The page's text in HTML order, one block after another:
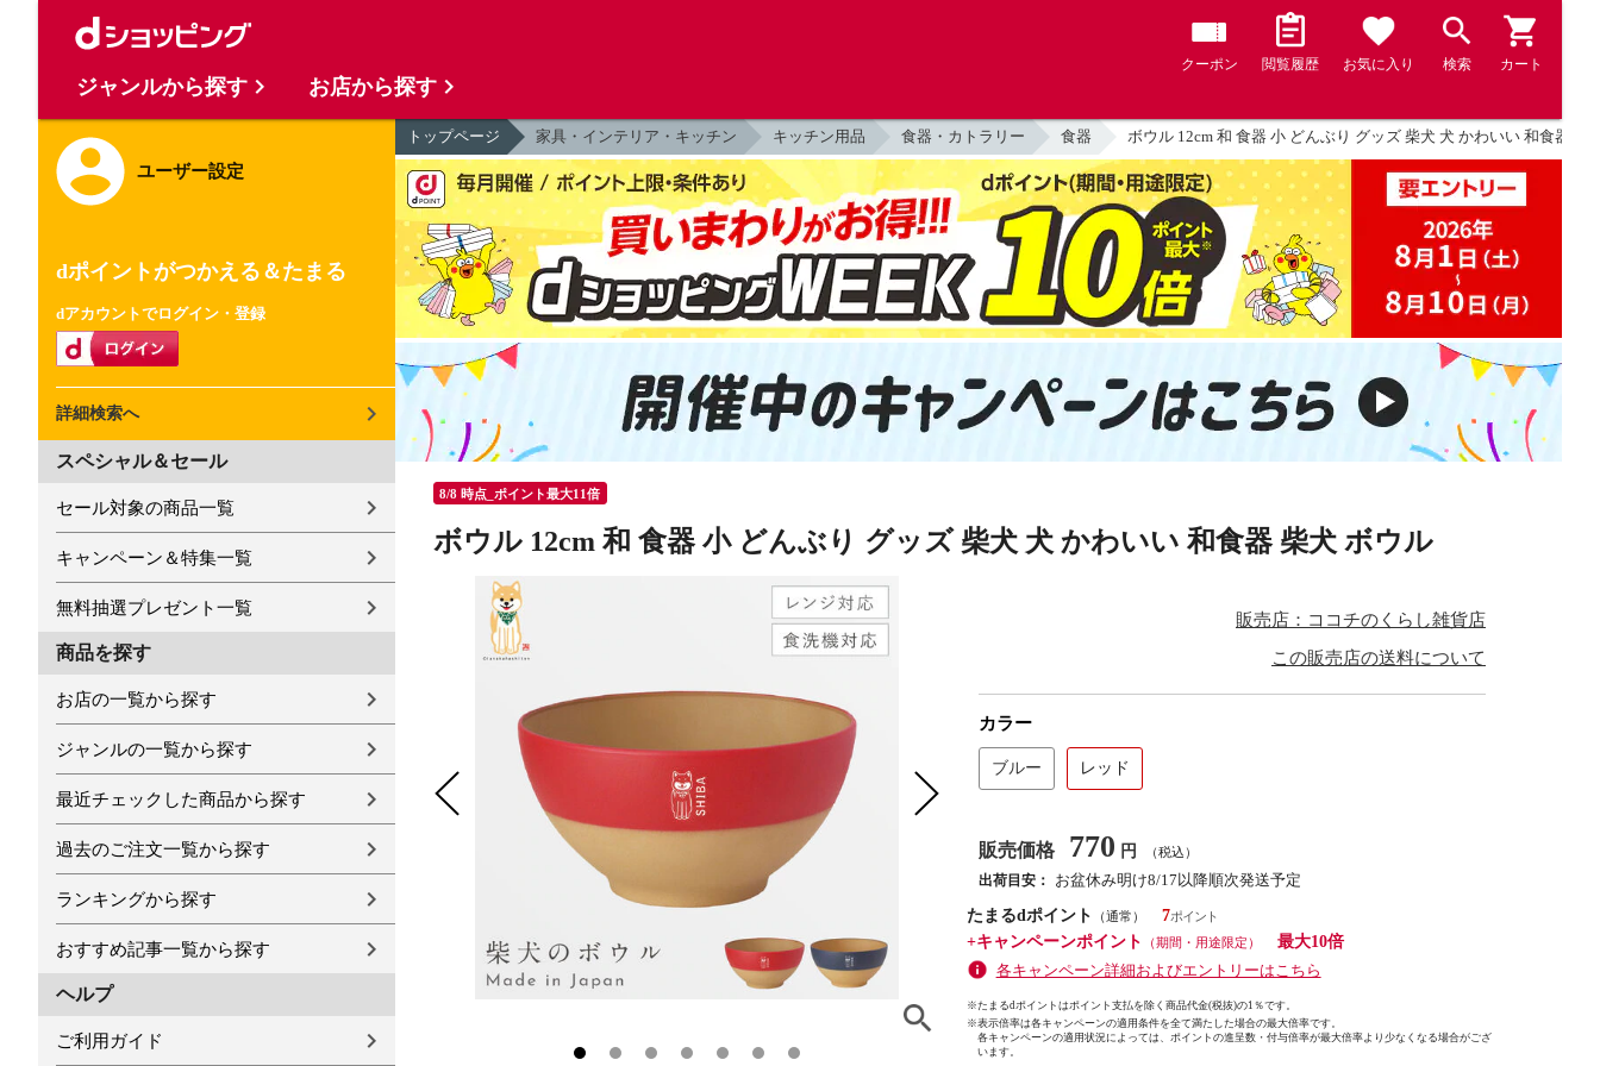
クーポン 閲覧履歴 お気に入り 検索 カート
ユーザー設定
dポイントがつかえる＆たまる
dアカウントでログイン・登録
詳細検索へ
スペシャル＆セール
セール対象の商品一覧
キャンペーン＆特集一覧
無料抽選プレゼント一覧
商品を探す
お店の一覧から探す
ジャンルの一覧から探す
最近チェックした商品から探す
過去のご注文一覧から探す
ランキングから探す
おすすめ記事一覧から探す
ヘルプ
ご利用ガイド
トップページ 家具・インテリア・キッチン キッチン用品 食器・カトラリー 食器 ボウル 12cm 和 食器 小 どんぶり グッズ 柴犬 犬 かわいい 和食器 柴
8/8 時点_ポイント最大11倍
ボウル 12cm 和 食器 小 どんぶり グッズ 柴犬 犬 かわいい 和食器 柴犬 ボウル
販売店：ココチのくらし雑貨店
この販売店の送料について
カラー
ブルー レッド
販売価格 770 円 （税込）
出荷目安：
お盆休み明け8/17以降順次発送予定
たまるdポイント
（通常）
7
+キャンペーンポイント
（期間・用途限定）
最大10倍
各キャンペーン詳細およびエントリーはこちら
※たまるdポイントはポイント支払を除く商品代金(税抜)の1％です。
※表示倍率は各キャンペーンの適用条件を全て満たした場合の最大倍率です。
各キャンペーンの適用状況によっては、ポイントの進呈数・付与倍率が最大倍率より少なくなる場合がござ
います。
ジャンルから探す お店から探す